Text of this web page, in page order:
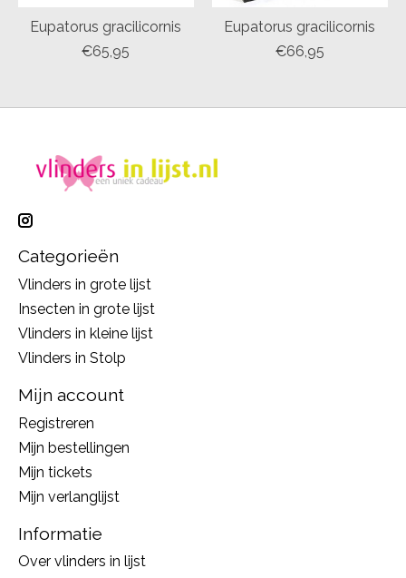
Eupatorus gracilicornis
€65,95
Eupatorus gracilicornis
€66,95
Categorieën
Vlinders in grote lijst
Insecten in grote lijst
Vlinders in kleine lijst
Vlinders in Stolp
Mijn account
Registreren
Mijn bestellingen
Mijn tickets
Mijn verlanglijst
Informatie
Over vlinders in lijst